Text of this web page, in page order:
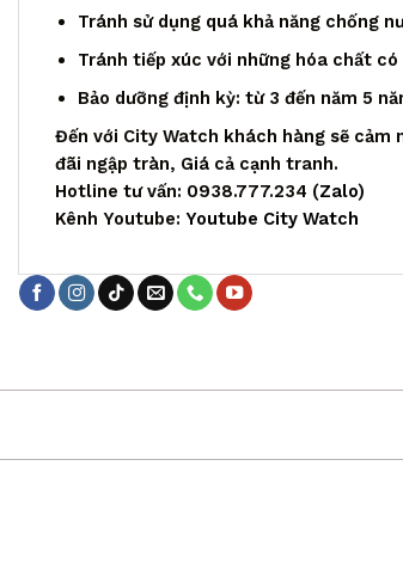
Tránh sử dụng quá khả năng chống
Tránh tiếp xúc với những hóa chất
Bảo dưỡng định kỳ: từ 3 đến năm 5
Đến với City Watch khách hàng sẽ cảm
đãi ngập tràn, Giá cả cạnh tranh.
Hotline tư vấn: 0938.777.234 (Zalo)
Kênh Youtube: Youtube City Watch